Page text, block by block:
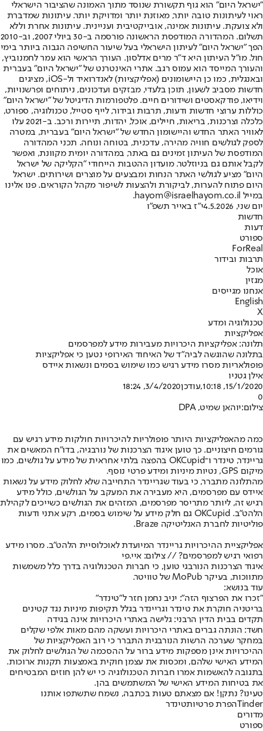
"ישראל היום" הוא גוף תקשורת שנוסד מתוך האמונה שהציבור הישראלי
ראוי לעיתונות טובה יותר, מאוזנת יותר ומדויקת יותר. עיתונות שמדברת
ולא צועקת. עיתונות אמינה, אובייקטיבית ועניינית. עיתונות אחרת וללא
תשלום. המהדורה המודפסת הראשונה פורסמה ב-30 ביולי 2007, וב-2010
הפך "ישראל היום" לעיתון הישראלי בעל שיעור החשיפה הגבוה ביותר בימי
חול. מו"ל העיתון היא ד"ר מרים אדלסון. העורך הראשי הוא עמר לחמנוביץ,
והעורך המייסד הוא עמוס רגב. אתרי האינטרנט של "ישראל היום" בעברית
ובאנגלית, כמו כן היישומונים (אפליקציות) לאנדרואיד ול-iOS, מציגים
חדשות מסביב לשעון, תוכן בלעדי, מבזקים ועדכונים, ניתוחים ופרשנויות,
וידיאו, פודקאסטים ושידורים חיים. פלטפורמות הדיגיטל של "ישראל היום"
כוללות ערוצי חדשות ודעות, תרבות ובידור, לייף סטייל, טכנולוגיה, ספורט,
כלכלה וצרכנות, בריאות, חיילים, אוכל, יהדות, תיירות ורכב. ב-2021 עלו
לאוויר האתר החדש והיישומון החדש של "ישראל היום" בעברית, במטרה
לספק לגולשים חוויה מהירה, עדכנית, בטוחה ונוחה. תכני המהדורה
המודפסת של העיתון זמינים גם באתר, במהדורה יומית מקוונת, ואפשר
לקבל אותם גם בניוזלטר. מועדון ההטבות הייחודי "הקליקה של ישראל
היום" מציע לגולשי האתר הנחות ומבצעים על מוצרים ושירותים. ישראל
היום פתוח להערות, לביקורת ולהצעות לשיפור מקהל הקוראים. פנו אלינו
במייל hayom@israelhayom.co.il.
יום שני, 4.5.2026
י"ז באייר תשפ"ו
חדשות
דעות
ספורט
ForReal
תרבות ובידור
אוכל
מגזין
אנחנו מגייסים
English
X
טכנולוגיה ומדע
אפליקציות
תלונה: אפליקציות היכרויות מעבירות מידע למפרסמים
בתלונה שהוגשה לביה"ד של האיחוד האירופי נטען כי אפליקציות
פופולאריות מסרו מידע רגיש כמו שימוש בסמים ונשאות איידס
אילן גטניו
15/1/2020, 10:18
,עודכן3/4/2020, 18:24
0
צילום:יוהאן שמיט, DPA
כמה מהאפליקציות היותר פופולריות להיכרויות חולקות מידע רגיש עם
גורמים חיצוניים. כך טוען איגוד הצרכנות של נורבגיה, בדו"ח המאשים את
גריינדר, טינדר ו־OKCupid בהפצה בלתי אחראית של מידע על גולשים, כמו
מיקום GPS, נטיות מיניות ומידע פרטי נוסף.
מהתלונה מתברר, כי בעוד שגריינדר התחייבה שלא לחלוק מידע על נשאות
איידס עם מפרסמים, היא מעבירה את המעקב על הגולשים, כולל מידע
רגיש זה, ליותר מתריסר מפרסמים, המזהים את הגולשים כשייכים לקהילת
הלהט"ב. OKCupid גם חלק מידע על שימוש בסמים, רקע אתני ודעות
פוליטיות לחברת האנליטיקה Braze.
אפליקציית ההיכרויות גריינדר המיועדת לאוכלוסיית הלהט"ב. מסרו מידע
רפואי רגיש למפרסמים? // צילום: איי.פי
איגוד הצרכנות הנורבגי טוען, כי חברות הטכנולוגיה בדרך כלל משמשות
מתווכות, בעיקר MoPub של טוויטר.
עוד בנושא:
"זכרו את הפרצוף הזה": יניב נחמן חזר ל"טינדר"
בריטניה חוקרת את טינדר וגריינדר בגלל תקיפות מיניות נגד קטינים
תקדים בבית הדין הרבני: גלישה באתרי היכרויות אינה בגידה
חשד: הונתה גברים באתרי היכרויות ועשקה מהם מאות אלפי שקלים
במחקר שערכה הרשות הנורבגית התברר כי רוב האפליקציות של
ההיכרויות אינן מספקות מידע ברור על ההסכמה של הגולשים לחלוק את
המידע האישי שלהם, ומכסות את עצמן חוקית באמצעות תקנות ארוכות.
בתגובה להאשמות אמרו חברות הטכנולוגיה כי יש להן חוזים המבטיחים
את בטיחות המידע האישי של המשתמשים בהן.
טעינו? נתקן! אם מצאתם טעות בכתבה, נשמח שתשתפו אותנו
Tinderהפרת פרטיותטינדר
מדורים
ספורט